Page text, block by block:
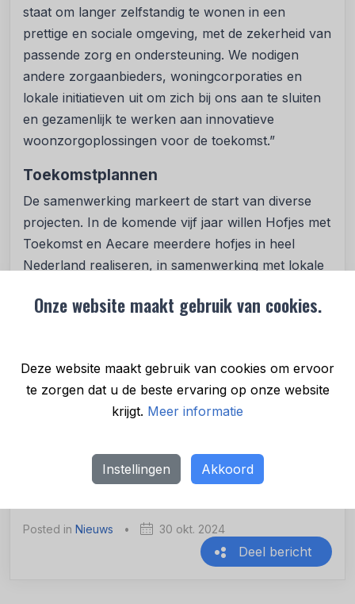
Onze website maakt gebruik van cookies.
Deze website maakt gebruik van cookies om ervoor
te zorgen dat u de beste ervaring op onze website
krijgt. Meer informatie
Instellingen Akkoord
staat om langer zelfstandig te wonen in een
prettige en sociale omgeving, met de zekerheid van
passende zorg en ondersteuning. We nodigen
andere zorgaanbieders, woningcorporaties en
lokale initiatieven uit om zich bij ons aan te sluiten
en gezamenlijk te werken aan innovatieve
woonzorgoplossingen voor de toekomst.”
Toekomstplannen
De samenwerking markeert de start van diverse
projecten. In de komende vijf jaar willen Hofjes met
Toekomst en Aecare meerdere hofjes in heel
Nederland realiseren, in samenwerking met lokale
en zorgaanbieders. Zowel bestaande als nieuwe
persoonlijke, sociale aanpak die zorg en
gemeenschapsgevoel ondersteunt. Zo bouwen
Hofjes met Toekomst en Aecare aan een
als lokale gemeenschappen versterkt.
Posted in Nieuws • 30 okt. 2024
Deel bericht